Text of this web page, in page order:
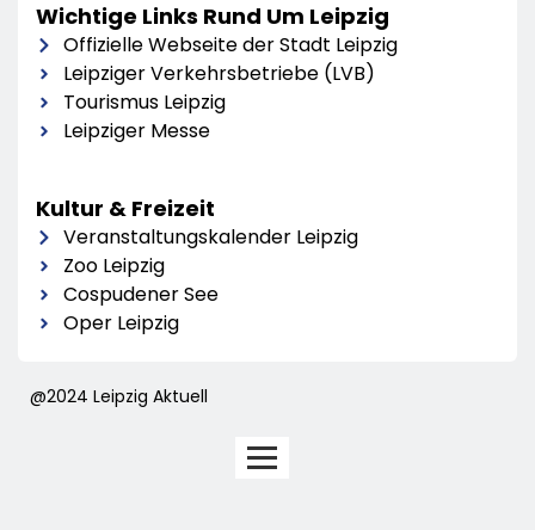
Wichtige Links Rund Um Leipzig
Offizielle Webseite der Stadt Leipzig
Leipziger Verkehrsbetriebe (LVB)
Tourismus Leipzig
Leipziger Messe
Kultur & Freizeit
Veranstaltungskalender Leipzig
Zoo Leipzig
Cospudener See
Oper Leipzig
@2024 Leipzig Aktuell